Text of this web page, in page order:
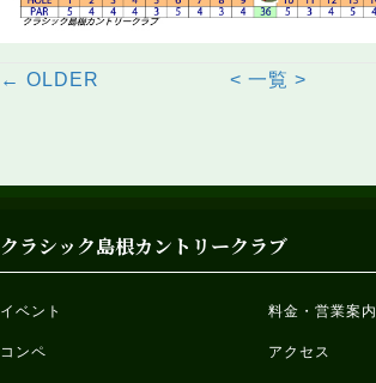
Posts
← OLDER < 一覧 >
クラシック島根カントリークラブ
イベント
コンペ
料金・営業案内
アクセス